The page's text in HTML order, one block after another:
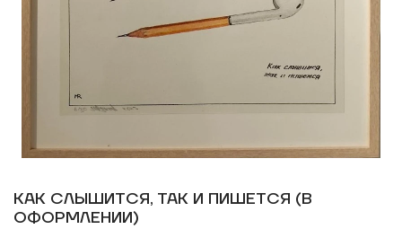
КАК СЛЫШИТСЯ, ТАК И ПИШЕТСЯ (В
ОФОРМЛЕНИИ)